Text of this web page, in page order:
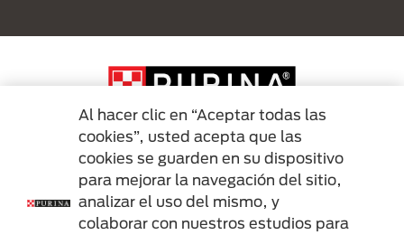
Menu Footer Secundario Purina
Al hacer clic en “Aceptar todas las
cookies”, usted acepta que las
cookies se guarden en su dispositivo
para mejorar la navegación del sitio,
analizar el uso del mismo, y
colaborar con nuestros estudios para